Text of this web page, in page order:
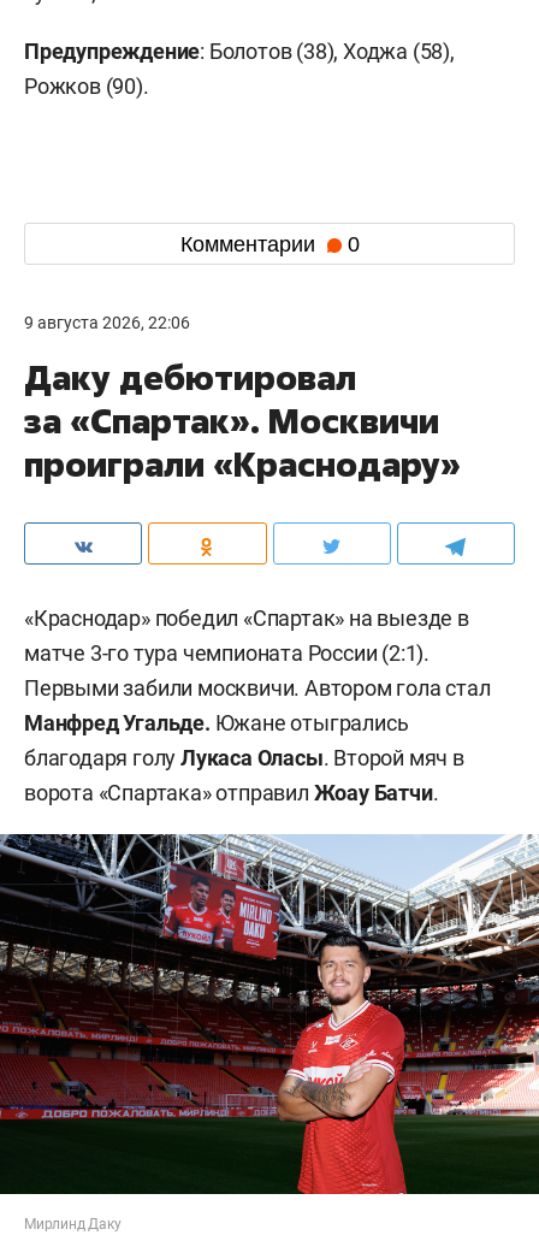
Предупреждение: Болотов (38), Ходжа (58),
Рожков (90).
Комментарии 0
9 августа 2026, 22:06
Даку дебютировал
за «Спартак». Москвичи
проиграли «Краснодару»
«Краснодар» победил «Спартак» на выезде в
матче 3-го тура чемпионата России (2:1).
Первыми забили москвичи. Автором гола стал
Манфред Угальде. Южане отыгрались
благодаря голуЛукаса Оласы. Второй мяч в
ворота «Спартака» отправил Жоау Батчи.
Мирлинд Даку